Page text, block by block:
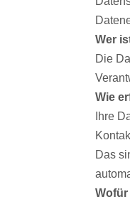
Wer
Die
Wie
Ihre
Das
Wofür